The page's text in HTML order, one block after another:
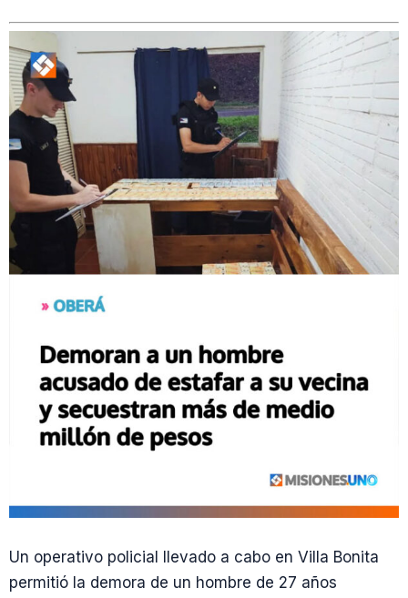
Un operativo policial llevado a cabo en Villa Bonita
permitió la demora de un hombre de 27 años